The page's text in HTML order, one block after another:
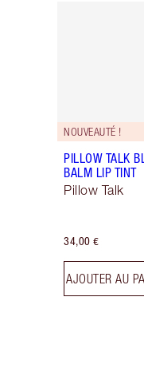
NOUVEAUTÉ !
PILLOW TALK
BALM LIP TINT
Pillow Talk
34,00 €
AJOUTER AU